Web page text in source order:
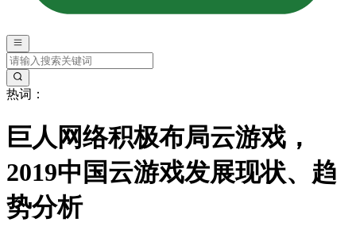
热词：
巨人网络积极布局云游戏，
2019中国云游戏发展现状、趋
势分析